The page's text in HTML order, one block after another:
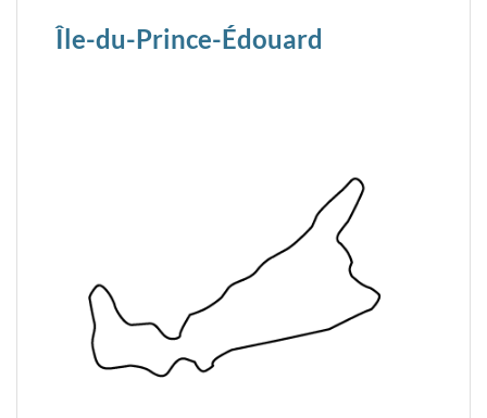
Île-du-Prince-Édouard